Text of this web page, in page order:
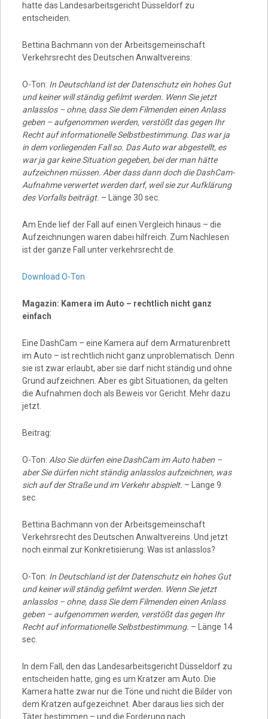
hatte das Landesarbeitsgericht Düsseldorf zu
entscheiden.
Bettina Bachmann von der Arbeitsgemeinschaft
Verkehrsrecht des Deutschen Anwaltvereins:
O-Ton: In Deutschland ist der Datenschutz ein hohes Gut
und keiner will ständig gefilmt werden. Wenn Sie jetzt
anlasslos – ohne, dass Sie dem Filmenden einen Anlass
geben – aufgenommen werden, verstößt das gegen Ihr
Recht auf informationelle Selbstbestimmung. Das war ja
in dem vorliegenden Fall so. Das Auto war abgestellt, es
war ja gar keine Situation gegeben, bei der man hätte
aufzeichnen müssen. Aber dass dann doch die DashCam-
Aufnahme verwertet werden darf, weil sie zur Aufklärung
des Vorfalls beiträgt. – Länge 30 sec.
Am Ende lief der Fall auf einen Vergleich hinaus – die
Aufzeichnungen waren dabei hilfreich. Zum Nachlesen
ist der ganze Fall unter verkehrsrecht.de.
Download O-Ton
Magazin: Kamera im Auto – rechtlich nicht ganz
einfach
Eine DashCam – eine Kamera auf dem Armaturenbrett
im Auto – ist rechtlich nicht ganz unproblematisch. Denn
sie ist zwar erlaubt, aber sie darf nicht ständig und ohne
Grund aufzeichnen. Aber es gibt Situationen, da gelten
die Aufnahmen doch als Beweis vor Gericht. Mehr dazu
jetzt.
Beitrag:
O-Ton: Also Sie dürfen eine DashCam im Auto haben –
aber Sie dürfen nicht ständig anlasslos aufzeichnen, was
sich auf der Straße und im Verkehr abspielt. – Länge 9
sec.
Bettina Bachmann von der Arbeitsgemeinschaft
Verkehrsrecht des Deutschen Anwaltvereins. Und jetzt
noch einmal zur Konkretisierung: Was ist anlasslos?
O-Ton: In Deutschland ist der Datenschutz ein hohes Gut
und keiner will ständig gefilmt werden. Wenn Sie jetzt
anlasslos – ohne, dass Sie dem Filmenden einen Anlass
geben – aufgenommen werden, verstößt das gegen Ihr
Recht auf informationelle Selbstbestimmung. – Länge 14
sec.
In dem Fall, den das Landesarbeitsgericht Düsseldorf zu
entscheiden hatte, ging es um Kratzer am Auto. Die
Kamera hatte zwar nur die Töne und nicht die Bilder von
dem Kratzen aufgezeichnet. Aber daraus lies sich der
Täter bestimmen – und die Forderung nach